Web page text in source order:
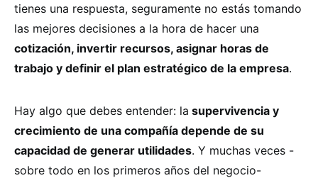
tienes una respuesta, seguramente no estás tomando
las mejores decisiones a la hora de hacer una
cotización, invertir recursos, asignar horas de
trabajo y definir el plan estratégico de la empresa.
Hay algo que debes entender: la supervivencia y
crecimiento de una compañía depende de su
capacidad de generar utilidades. Y muchas veces -
sobre todo en los primeros años del negocio-